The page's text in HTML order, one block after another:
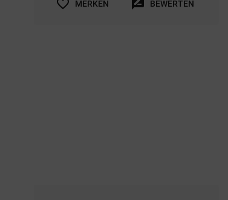
favorite_border MERKEN rate_review BEWERTEN